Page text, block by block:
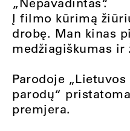
Į filmo kūrimą
drobę. Man kinas
medžiagiškumas ir
Parodoje „Lietuvos
parodų“
premjera.